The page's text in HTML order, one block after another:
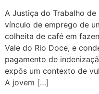
A Justiça do Trabalho de
vínculo de emprego de
colheita de café em
Vale do Rio Doce, e
pagamento de
expôs um contexto de
A jovem […]